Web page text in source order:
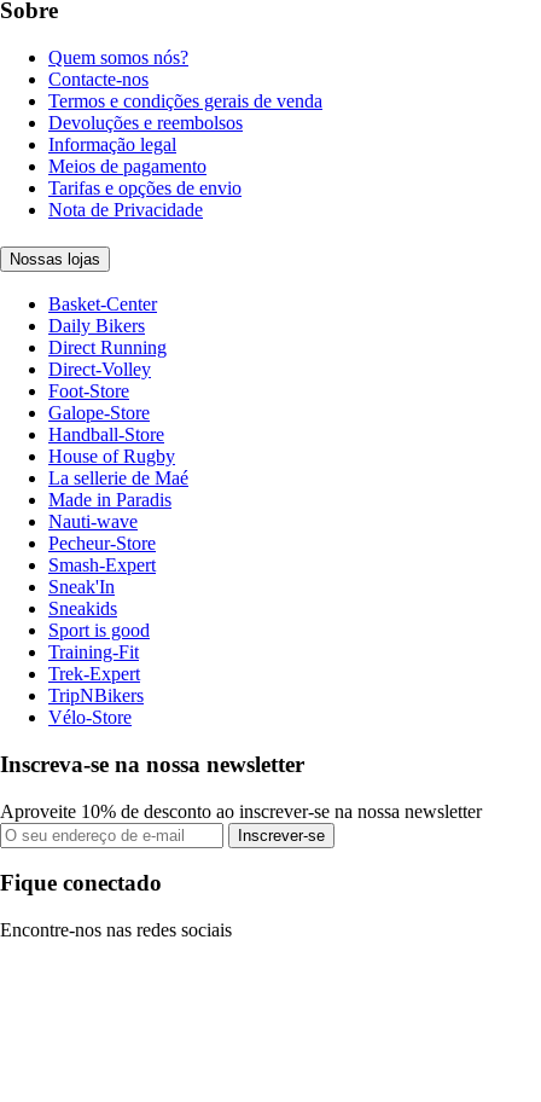
Sobre
Quem somos nós?
Contacte-nos
Termos e condições gerais de venda
Devoluções e reembolsos
Informação legal
Meios de pagamento
Tarifas e opções de envio
Nota de Privacidade
Nossas lojas
Basket-Center
Daily Bikers
Direct Running
Direct-Volley
Foot-Store
Galope-Store
Handball-Store
House of Rugby
La sellerie de Maé
Made in Paradis
Nauti-wave
Pecheur-Store
Smash-Expert
Sneak'In
Sneakids
Sport is good
Training-Fit
Trek-Expert
TripNBikers
Vélo-Store
Inscreva-se na nossa newsletter
Aproveite 10% de desconto ao inscrever-se na nossa newsletter
Inscrever-se
Fique conectado
Encontre-nos nas redes sociais